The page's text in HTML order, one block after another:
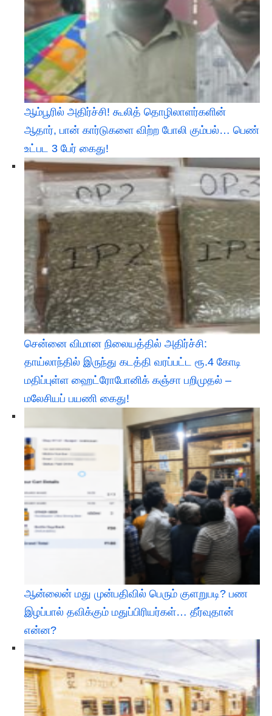
ஆம்பூரில் அதிர்ச்சி! கூலித் தொழிலாளர்களின்
ஆதார், பான் கார்டுகளை விற்ற போலி கும்பல்… பெண்
உட்பட 3 பேர் கைது!
சென்னை விமான நிலையத்தில் அதிர்ச்சி:
தாய்லாந்தில் இருந்து கடத்தி வரப்பட்ட ரூ.4 கோடி
மதிப்புள்ள ஹைட்ரோபோனிக் கஞ்சா பறிமுதல் –
மலேசியப் பயணி கைது!
ஆன்லைன் மது முன்பதிவில் பெரும் குளறுபடி? பண
இழப்பால் தவிக்கும் மதுப்பிரியர்கள்… தீர்வுதான்
என்ன?